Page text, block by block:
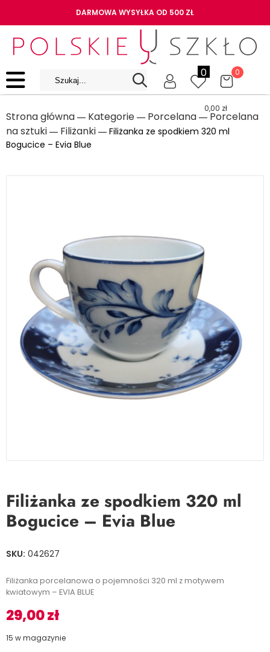
DARMOWA WYSYŁKA OD 500 ZŁ
0 0
0,00 zł
Strona główna ― Kategorie ― Porcelana ― Porcelana
na sztuki ― Filiżanki ― Filiżanka ze spodkiem 320 ml
Bogucice – Evia Blue
Filiżanka ze spodkiem 320 ml
Bogucice – Evia Blue
SKU: 042627
Filiżanka porcelanowa o pojemności 320 ml z motywem
kwiatowym – EVIA BLUE
29,00zł
15 w magazynie